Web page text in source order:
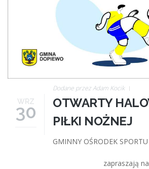
WRZ
30
Dodane przezAdam Kocik
OTWARTY
PIŁKI NOŻNEJ
GMINNY OŚRODEK SPORTU
zapraszają